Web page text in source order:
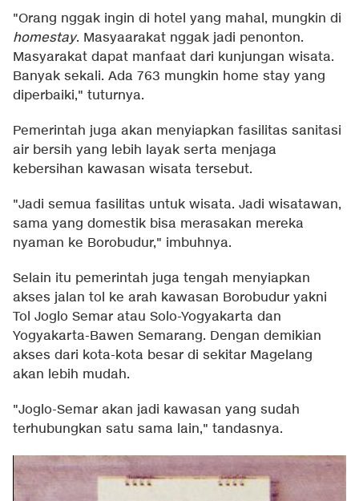
"Orang nggak ingin di hotel yang mahal, mungkin di
homestay. Masyaarakat nggak jadi penonton.
Masyarakat dapat manfaat dari kunjungan wisata.
Banyak sekali. Ada 763 mungkin home stay yang
diperbaiki," tuturnya.
Pemerintah juga akan menyiapkan fasilitas sanitasi
air bersih yang lebih layak serta menjaga
kebersihan kawasan wisata tersebut.
"Jadi semua fasilitas untuk wisata. Jadi wisatawan,
sama yang domestik bisa merasakan mereka
nyaman ke Borobudur," imbuhnya.
Selain itu pemerintah juga tengah menyiapkan
akses jalan tol ke arah kawasan Borobudur yakni
Tol Joglo Semar atau Solo-Yogyakarta dan
Yogyakarta-Bawen Semarang. Dengan demikian
akses dari kota-kota besar di sekitar Magelang
akan lebih mudah.
"Joglo-Semar akan jadi kawasan yang sudah
terhubungkan satu sama lain," tandasnya.